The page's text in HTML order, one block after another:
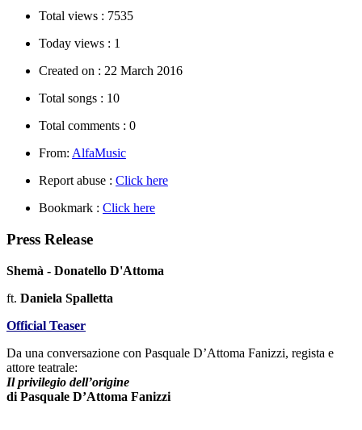
Total views : 7535
Today views : 1
Created on : 22 March 2016
Total songs : 10
Total comments : 0
From: AlfaMusic
Report abuse : Click here
Bookmark : Click here
Press Release
Shemà - Donatello D'Attoma
ft. Daniela Spalletta
Official Teaser
Da una conversazione con Pasquale D’Attoma Fanizzi, regista e
attore teatrale:
Il privilegio dell’origine
di Pasquale D’Attoma Fanizzi